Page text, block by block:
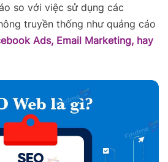
so với việc sử dụng các
truyền thống như quảng cáo
Ads, Email Marketing, hay